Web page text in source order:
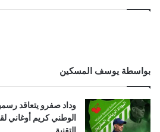
بواسطة يوسف المسكين
وداد صفرو يتعاقد
الوطني كريم أوغاني
التقنية